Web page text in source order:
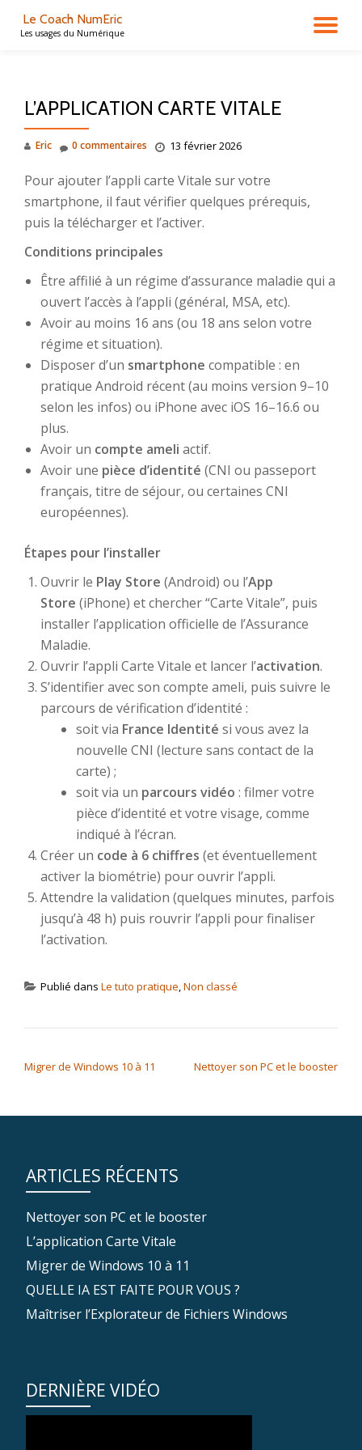
Le Coach NumEric
Les usages du Numérique
L’APPLICATION CARTE VITALE
Eric 13 février 2026
0 commentaires
Pour ajouter l’appli carte Vitale sur votre
smartphone, il faut vérifier quelques prérequis,
puis la télécharger et l’activer.
Conditions principales
Être affilié à un régime d’assurance maladie qui a
ouvert l’accès à l’appli (général, MSA, etc).
Avoir au moins 16 ans (ou 18 ans selon votre
régime et situation).
Disposer d’un smartphone compatible : en
pratique Android récent (au moins version 9–10
selon les infos) ou iPhone avec iOS 16–16.6 ou
plus.
Avoir un compte ameli actif.
Avoir une pièce d’identité (CNI ou passeport
français, titre de séjour, ou certaines CNI
européennes).
Étapes pour l’installer
Ouvrir le Play Store (Android) ou l’App
Store (iPhone) et chercher “Carte Vitale”, puis
installer l’application officielle de l’Assurance
Maladie.
Ouvrir l’appli Carte Vitale et lancer l’activation.
S’identifier avec son compte ameli, puis suivre le
parcours de vérification d’identité :
soit via France Identité si vous avez la
nouvelle CNI (lecture sans contact de la
carte) ;
soit via un parcours vidéo : filmer votre
pièce d’identité et votre visage, comme
indiqué à l’écran.
Créer un code à 6 chiffres (et éventuellement
activer la biométrie) pour ouvrir l’appli.
Attendre la validation (quelques minutes, parfois
jusqu’à 48 h) puis rouvrir l’appli pour finaliser
l’activation.
Publié dans Le tuto pratique,Non classé
Migrer de Windows 10 à 11 Nettoyer son PC et le booster
ARTICLES RÉCENTS
Nettoyer son PC et le booster
L’application Carte Vitale
Migrer de Windows 10 à 11
QUELLE IA EST FAITE POUR VOUS ?
Maîtriser l’Explorateur de Fichiers Windows
DERNIÈRE VIDÉO